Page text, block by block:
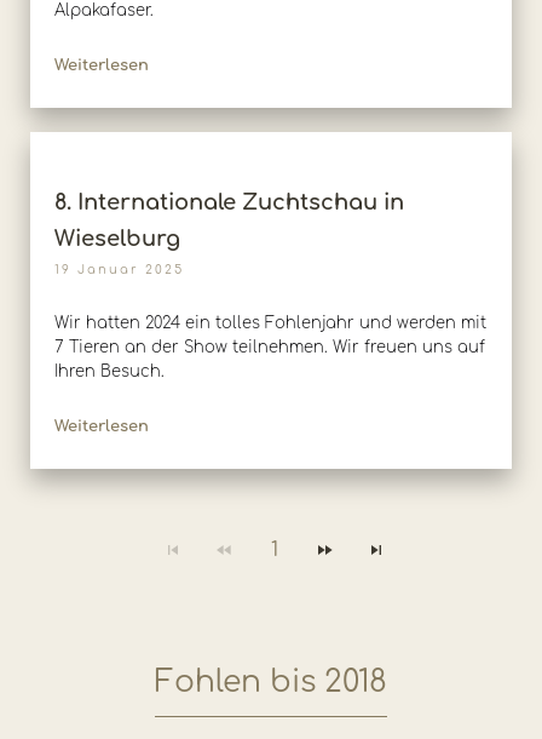
Alpakafaser.
Weiterlesen
8. Internationale Zuchtschau in
Wieselburg
19 Januar 2025
Wir hatten 2024 ein tolles Fohlenjahr und werden mit
7 Tieren an der Show teilnehmen. Wir freuen uns auf
Ihren Besuch.
Weiterlesen
1
Fohlen bis 2018